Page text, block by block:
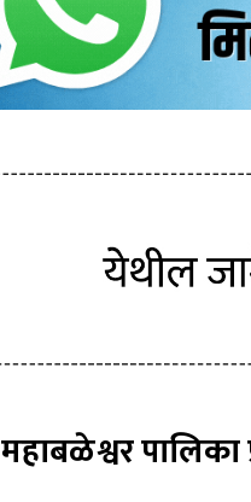
महाबळेश्वर